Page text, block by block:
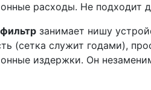
расходы. Не подходит
занимает нишу
(сетка служит годами),
издержки. Он